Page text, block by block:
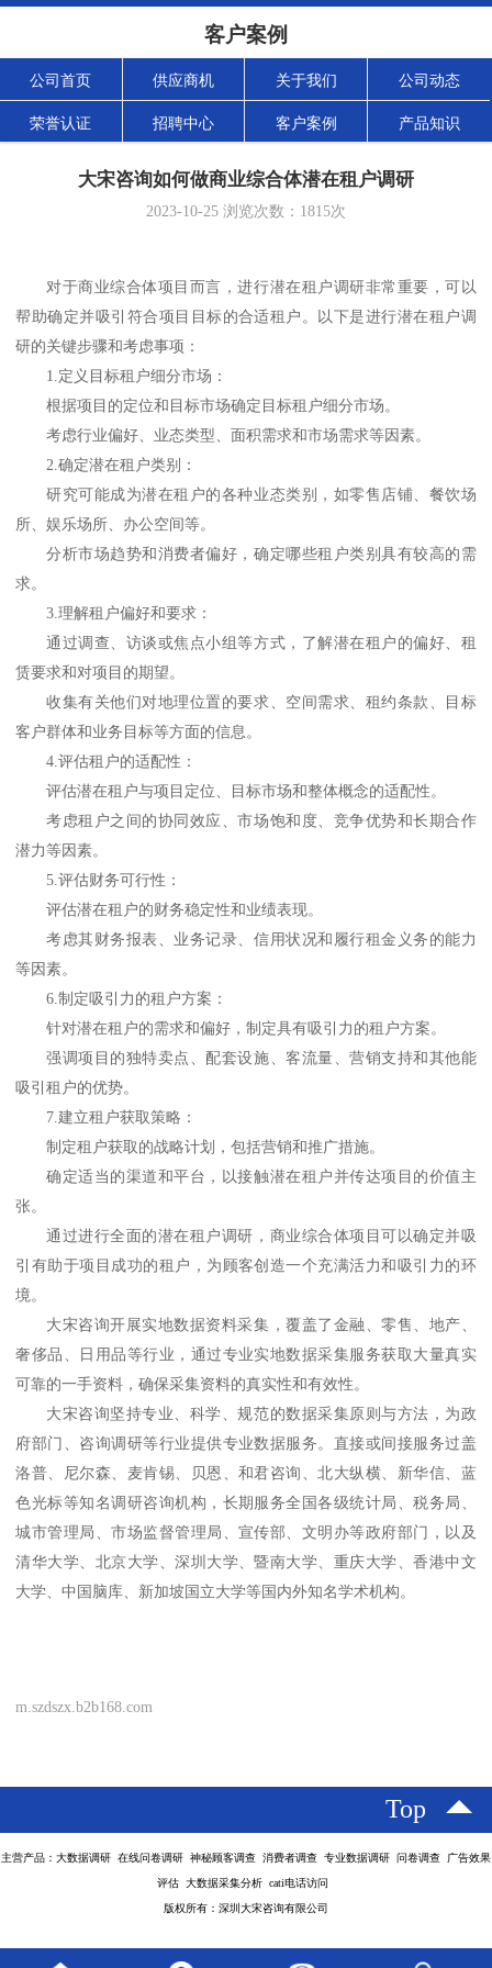
客户案例
公司首页 供应商机 关于我们 公司动态
荣誉认证 招聘中心 客户案例 产品知识
大宋咨询如何做商业综合体潜在租户调研
2023-10-25 浏览次数： 1815次
对于商业综合体项目而言，进行潜在租户调研非常重要，可以
帮助确定并吸引符合项目目标的合适租户。以下是进行潜在租户调
研的关键步骤和考虑事项：
1.定义目标租户细分市场：
根据项目的定位和目标市场确定目标租户细分市场。
考虑行业偏好、业态类型、面积需求和市场需求等因素。
2.确定潜在租户类别：
研究可能成为潜在租户的各种业态类别，如零售店铺、餐饮场
所、娱乐场所、办公空间等。
分析市场趋势和消费者偏好，确定哪些租户类别具有较高的需
求。
3.理解租户偏好和要求：
通过调查、访谈或焦点小组等方式，了解潜在租户的偏好、租
赁要求和对项目的期望。
收集有关他们对地理位置的要求、空间需求、租约条款、目标
客户群体和业务目标等方面的信息。
4.评估租户的适配性：
评估潜在租户与项目定位、目标市场和整体概念的适配性。
考虑租户之间的协同效应、市场饱和度、竞争优势和长期合作
潜力等因素。
5.评估财务可行性：
评估潜在租户的财务稳定性和业绩表现。
考虑其财务报表、业务记录、信用状况和履行租金义务的能力
等因素。
6.制定吸引力的租户方案：
针对潜在租户的需求和偏好，制定具有吸引力的租户方案。
强调项目的独特卖点、配套设施、客流量、营销支持和其他能
吸引租户的优势。
7.建立租户获取策略：
制定租户获取的战略计划，包括营销和推广措施。
确定适当的渠道和平台，以接触潜在租户并传达项目的价值主
张。
通过进行全面的潜在租户调研，商业综合体项目可以确定并吸
引有助于项目成功的租户，为顾客创造一个充满活力和吸引力的环
境。
大宋咨询开展实地数据资料采集，覆盖了金融、零售、地产、
奢侈品、日用品等行业，通过专业实地数据采集服务获取大量真实
可靠的一手资料，确保采集资料的真实性和有效性。
大宋咨询坚持专业、科学、规范的数据采集原则与方法，为政
府部门、咨询调研等行业提供专业数据服务。直接或间接服务过盖
洛普、尼尔森、麦肯锡、贝恩、和君咨询、北大纵横、新华信、蓝
色光标等知名调研咨询机构，长期服务全国各级统计局、税务局、
城市管理局、市场监督管理局、宣传部、文明办等政府部门，以及
清华大学、北京大学、深圳大学、暨南大学、重庆大学、香港中文
大学、中国脑库、新加坡国立大学等国内外知名学术机构。
m.szdszx.b2b168.com
Top
主营产品：大数据调研 在线问卷调研 神秘顾客调查 消费者调查 专业数据调研 问卷调查 广告效果
评估 大数据采集分析 cati电话访问
版权所有：深圳大宋咨询有限公司